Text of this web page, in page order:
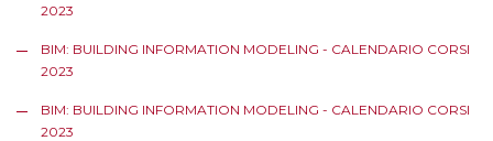
2023
BIM: BUILDING INFORMATION MODELING - CALENDARIO CORSI
2023
BIM: BUILDING INFORMATION MODELING - CALENDARIO CORSI
2023